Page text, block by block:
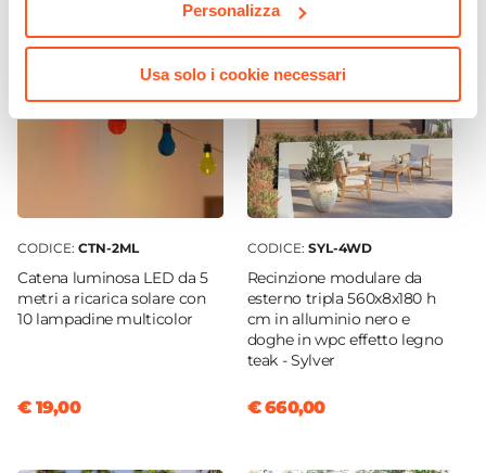
Personalizza
Usa solo i cookie necessari
CODICE: CTN-2ML
Catena luminosa LED da 5
metri a ricarica solare con
10 lampadine multicolor
€ 19,00
CODICE: SYL-4WD
Recinzione modulare da
esterno tripla 560x8x180 h
cm in alluminio nero e
doghe in wpc effetto legno
teak - Sylver
€ 660,00